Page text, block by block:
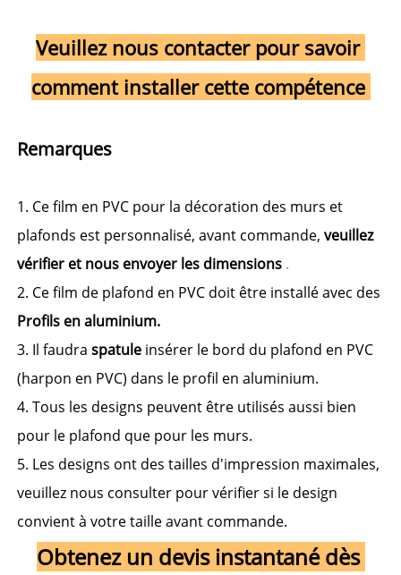
Veuillez nous contacter pour savoir
comment installer cette compétence
Remarques
1. Ce film en PVC pour la décoration des murs et
plafonds est personnalisé, avant commande, veuillez
vérifier et nous envoyer les dimensions .
Profils en aluminium.
3. Il faudra spatule insérer le bord du plafond en PVC
(harpon en PVC) dans le profil en aluminium.
4. Tous les designs peuvent être utilisés aussi bien
pour le plafond que pour les murs.
5. Les designs ont des tailles d'impression maximales,
veuillez nous consulter pour vérifier si le design
convient à votre taille avant commande.
Obtenez un devis instantané dès